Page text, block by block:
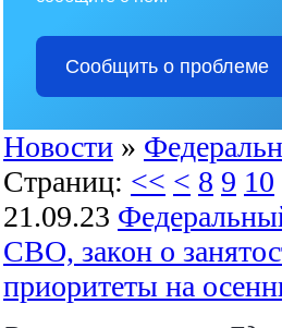
Сообщить о проблеме
Новости »
Страниц: << < 8 9 10
21.09.23
СВО, закон о
приоритеты на